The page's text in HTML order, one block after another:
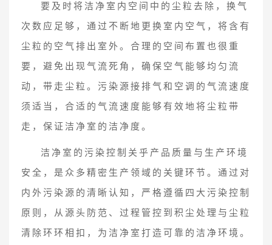
要及时将洁净室内空间中的尘粒去除，换气
次数应足够，通过不断地更换室内空气，将含有
尘粒的空气排出室外。合理的空间布置也很重
要，避免出现气流死角，确保空气能够均匀流
动，带走尘粒。污染源接排气和空调的气流速度
须适当，合适的气流速度能够有效地将尘粒带
走，保证洁净室的洁净度。
洁净室的污染控制关乎产品质量与生产环境
安全，是众多精密生产领域的关键环节。通过对
内外污染源的清晰认知，严格遵循四大污染控制
原则，从源头防范、过程管控到积尘处理与尘粒
清除环环相扣，为洁净室打造可靠的洁净环境。